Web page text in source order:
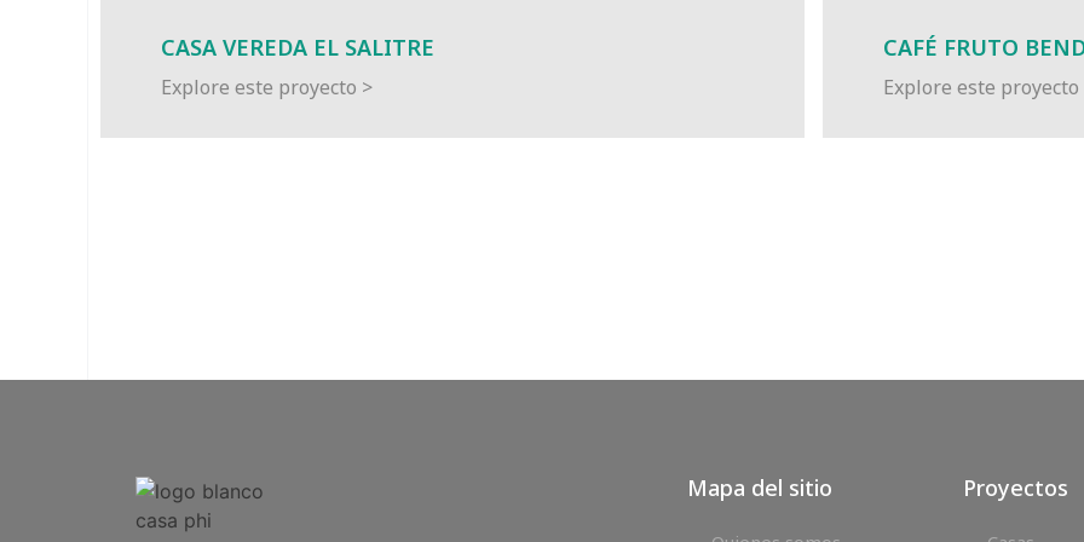
CASA VEREDA EL SALITRE
Explore este proyecto >
CAFÉ FRUTO
Explore este proyecto
Mapa del sitio Proyectos